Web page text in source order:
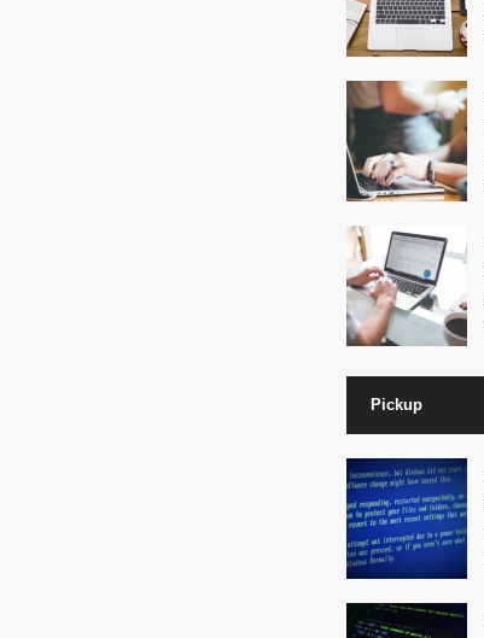
Pickup